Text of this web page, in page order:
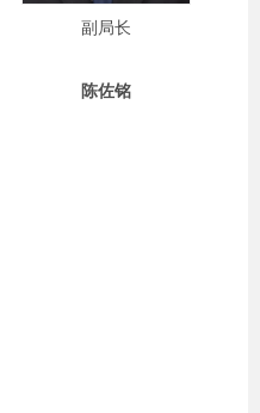
副局长
陈佐铭